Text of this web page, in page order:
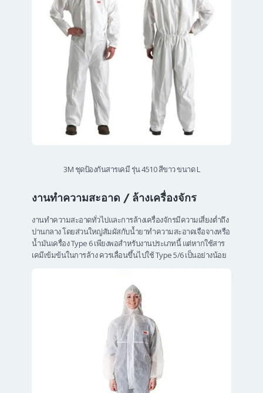
3M ชุดป้องกันสารเคมี รุ่น 4510 สีขาว ขนาด L
งานทำความสะอาด / ล้างเครื่องจักร
งานทำความสะอาดทั่วไปและการล้างเครื่องจักรมีความเสี่ยงต่ำถึง
ปานกลาง โดยส่วนใหญ่สัมผัสกับน้ำยาทำความสะอาดเจือจางหรือ
น้ำมันเครื่อง Type 6 เพียงพอสำหรับงานประเภทนี้ แต่หากใช้สาร
เคมีเข้มข้นในการล้าง ควรเลื่อนขึ้นไปใช้ Type 5/6 เป็นอย่างน้อย